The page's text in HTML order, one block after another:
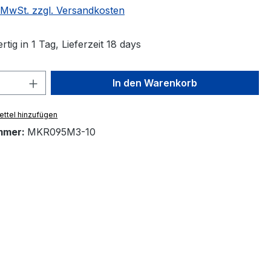
zzgl. Versandkosten
in 1 Tag, Lieferzeit 18 days
Gib den gewünschten Wert
In den Warenkorb
hinzufügen
MKR095M3-10